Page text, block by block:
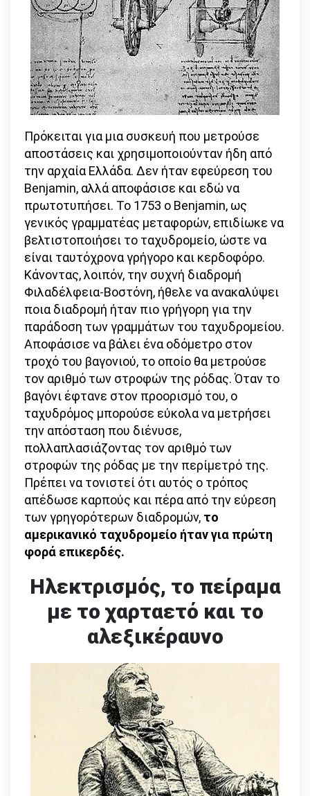
Πρόκειται για μια συσκευή που μετρούσε
αποστάσεις και χρησιμοποιούνταν ήδη από
την αρχαία Ελλάδα. Δεν ήταν εφεύρεση του
Benjamin, αλλά αποφάσισε και εδώ να
πρωτοτυπήσει. Το 1753 ο Benjamin, ως
γενικός γραμματέας μεταφορών, επιδίωκε να
βελτιστοποιήσει το ταχυδρομείο, ώστε να
είναι ταυτόχρονα γρήγορο και κερδοφόρο.
Κάνοντας, λοιπόν, την συχνή διαδρομή
Φιλαδέλφεια-Βοστόνη, ήθελε να ανακαλύψει
ποια διαδρομή ήταν πιο γρήγορη για την
παράδοση των γραμμάτων του ταχυδρομείου.
Αποφάσισε να βάλει ένα οδόμετρο στον
τροχό του βαγονιού, το οποίο θα μετρούσε
τον αριθμό των στροφών της ρόδας. Όταν το
βαγόνι έφτανε στον προορισμό του, ο
ταχυδρόμος μπορούσε εύκολα να μετρήσει
την απόσταση που διένυσε,
πολλαπλασιάζοντας τον αριθμό των
στροφών της ρόδας με την περίμετρό της.
Πρέπει να τονιστεί ότι αυτός ο τρόπος
απέδωσε καρπούς και πέρα από την εύρεση
των γρηγορότερων διαδρομών, το
αμερικανικό ταχυδρομείο ήταν για πρώτη
φορά επικερδές.
Ηλεκτρισμός, το πείραμα
με το χαρταετό και το
αλεξικέραυνο